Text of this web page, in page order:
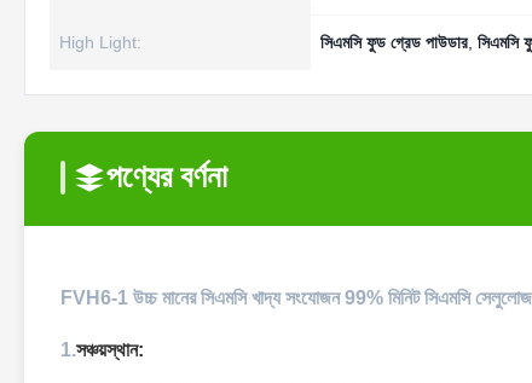
High Light: সিএমসি ফুড গ্রেড পাউডার সিএমসি
পণ্যের বর্ণনা
FVH6-1 উচ্চ মানের সিএমসি খাদ্য সংযোজন 99% মিনিট সিএমসি সেলুলোজ
1.সঞ্চয়স্থান: